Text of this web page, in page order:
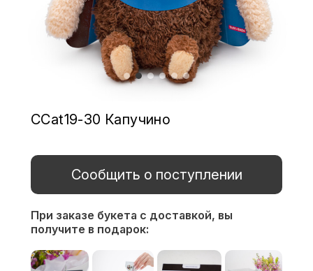
CCat19-30 Капучино
Сообщить о поступлении
При заказе букета с доставкой, вы
получите в подарок: